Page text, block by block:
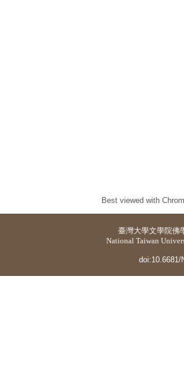
Best viewed with
臺灣大學文學院佛
National Taiwan
doi:10.6681/